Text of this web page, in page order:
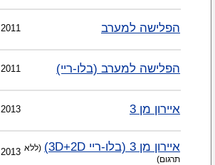
-צוות דיוידי מאסטר ישיר.
הפלישה למערב 2011
הפלישה למערב (בלו-ריי) 2011
איירון מן 3 2013
איירון מן 3 (בלו-ריי 3D+2D)
(ללא
תרגום)
2013